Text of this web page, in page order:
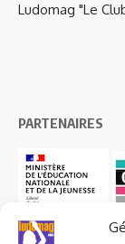
Ludomag "Le
PARTENAIRES